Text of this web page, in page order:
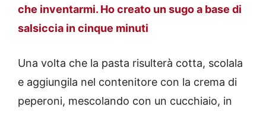
che inventarmi. Ho creato un sugo a base di
salsiccia in cinque minuti
Una volta che la pasta risulterà cotta, scolala
e aggiungila nel contenitore con la crema di
peperoni, mescolando con un cucchiaio, in